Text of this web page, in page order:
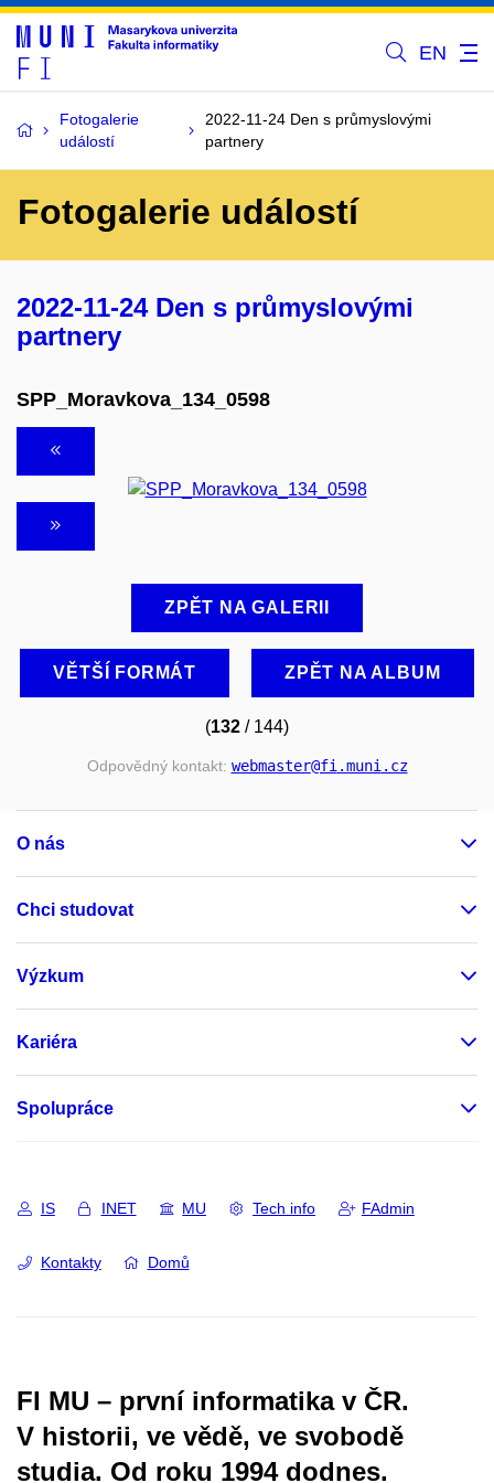
EN
Fotogalerie
událostí
2022-11-24 Den s průmyslovými
partnery
Fotogalerie událostí
2022-11-24 Den s průmyslovými
partnery
SPP_Moravkova_134_0598
ZPĚT NA GALERII
VĚTŠÍ FORMÁT ZPĚT NA ALBUM
(132 / 144)
Odpovědný kontakt: webmaster@fi.muni.cz
O nás
Chci studovat
Výzkum
Kariéra
Spolupráce
IS INET MU Tech info FAdmin
Kontakty Domů
FI MU – první informatika v ČR.
V historii, ve vědě, ve svobodě
studia. Od roku 1994 dodnes.